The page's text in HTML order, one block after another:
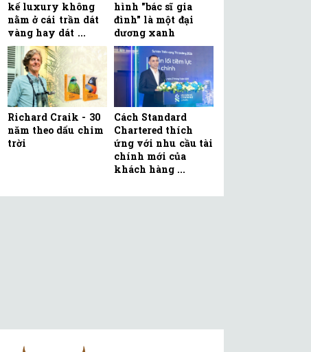
kế luxury không
nằm ở cái trần dát
vàng hay dát ...
hình "bác sĩ gia
đình" là một đại
dương xanh
Richard Craik - 30
năm theo dấu chim
trời
Cách Standard
Chartered thích
ứng với nhu cầu tài
chính mới của
khách hàng ...